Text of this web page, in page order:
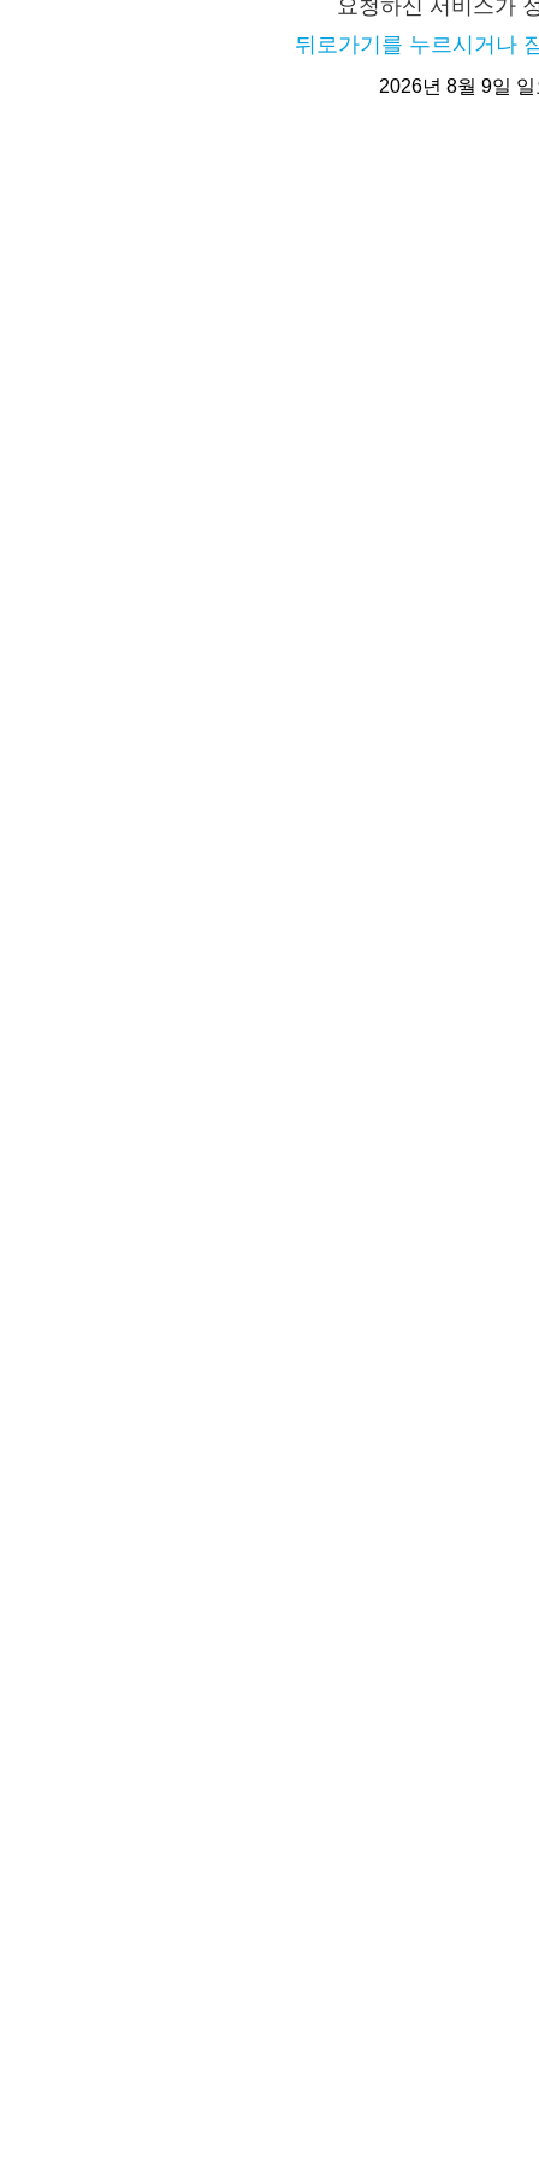
요청하신 서비스가
뒤로가기를 누르시거나
2026년 8월 9일